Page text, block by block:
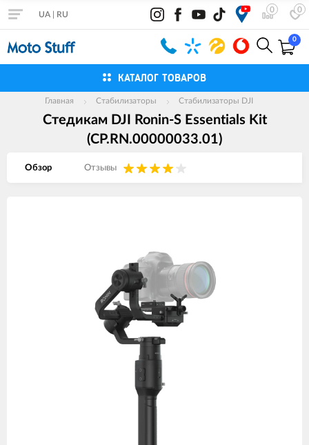
0 0
UA RU
0
КАТАЛОГ ТОВАРОВ
Главная Стабилизаторы Стабилизаторы DJI
Cтедикам DJI Ronin-S Essentials Kit
(CP.RN.00000033.01)
Обзор Отзывы